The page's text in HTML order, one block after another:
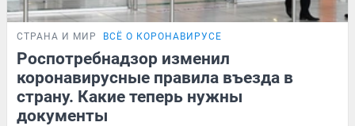
СТРАНА И МИР ВСЁ О КОРОНАВИРУСЕ
Роспотребнадзор изменил
коронавирусные правила въезда в
страну. Какие теперь нужны
документы